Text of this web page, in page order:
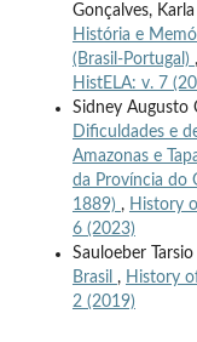
Gonçalves,
História e
(Brasil-Portugal) ,
HistELA: v. 7
Sidney Augusto
Dificuldades e
Amazonas e
da Província do
1889) , History
6 (2023)
Sauloeber
Brasil , History
2 (2019)